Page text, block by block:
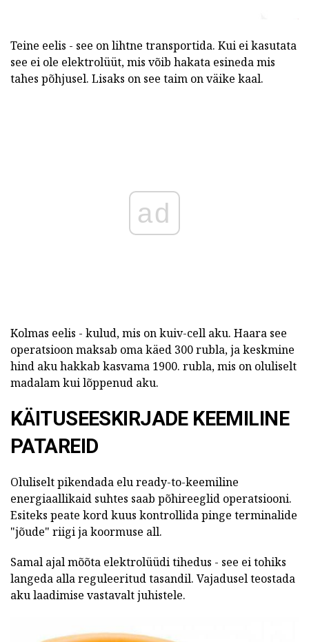
Teine eelis - see on lihtne transportida. Kui ei kasutata
see ei ole elektrolüüt, mis võib hakata esineda mis
tahes põhjusel. Lisaks on see taim on väike kaal.
ad
Kolmas eelis - kulud, mis on kuiv-cell aku. Haara see
operatsioon maksab oma käed 300 rubla, ja keskmine
hind aku hakkab kasvama 1900. rubla, mis on oluliselt
madalam kui lõppenud aku.
KÄITUSEESKIRJADE KEEMILINE
PATAREID
Oluliselt pikendada elu ready-to-keemiline
energiaallikaid suhtes saab põhireeglid operatsiooni.
Esiteks peate kord kuus kontrollida pinge terminalide
"jõude" riigi ja koormuse all.
Samal ajal mõõta elektrolüüdi tihedus - see ei tohiks
langeda alla reguleeritud tasandil. Vajadusel teostada
aku laadimise vastavalt juhistele.